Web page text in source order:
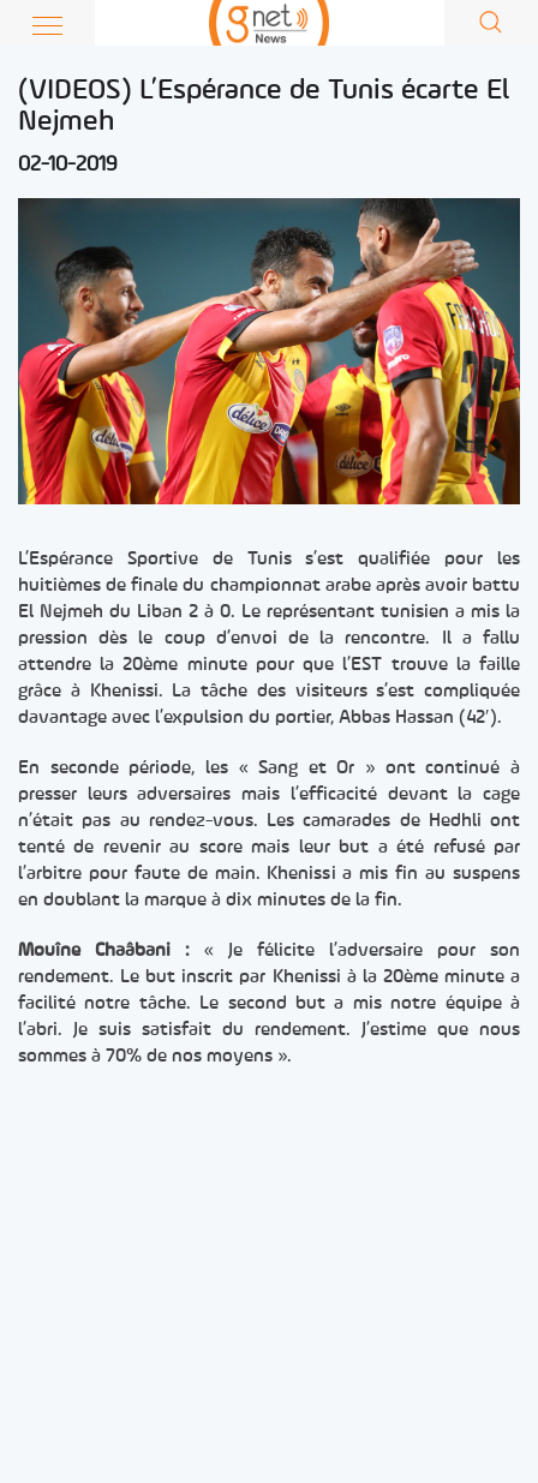
(VIDEOS) L’Espérance de Tunis écarte El
Nejmeh
02-10-2019
L’Espérance Sportive de Tunis s’est qualifiée pour les
huitièmes de finale du championnat arabe après avoir battu
El Nejmeh du Liban 2 à 0. Le représentant tunisien a mis la
pression dès le coup d’envoi de la rencontre. Il a fallu
attendre la 20ème minute pour que l’EST trouve la faille
grâce à Khenissi. La tâche des visiteurs s’est compliquée
davantage avec l’expulsion du portier, Abbas Hassan (42′).
En seconde période, les « Sang et Or » ont continué à
presser leurs adversaires mais l’efficacité devant la cage
n’était pas au rendez-vous. Les camarades de Hedhli ont
tenté de revenir au score mais leur but a été refusé par
l’arbitre pour faute de main. Khenissi a mis fin au suspens
en doublant la marque à dix minutes de la fin.
Mouîne Chaâbani : « Je félicite l’adversaire pour son
rendement. Le but inscrit par Khenissi à la 20ème minute a
facilité notre tâche. Le second but a mis notre équipe à
l’abri. Je suis satisfait du rendement. J’estime que nous
sommes à 70% de nos moyens ».